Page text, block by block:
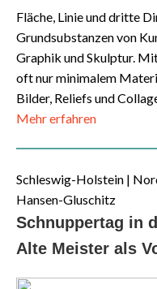
Fläche, Linie und dritte
Grundsubstanzen von
Graphik und Skulptur.
oft nur minimalem
Bilder, Reliefs und
Mehr erfahren
Schleswig-Holstein |
Hansen-Gluschitz
Schnuppertag in
Alte Meister als